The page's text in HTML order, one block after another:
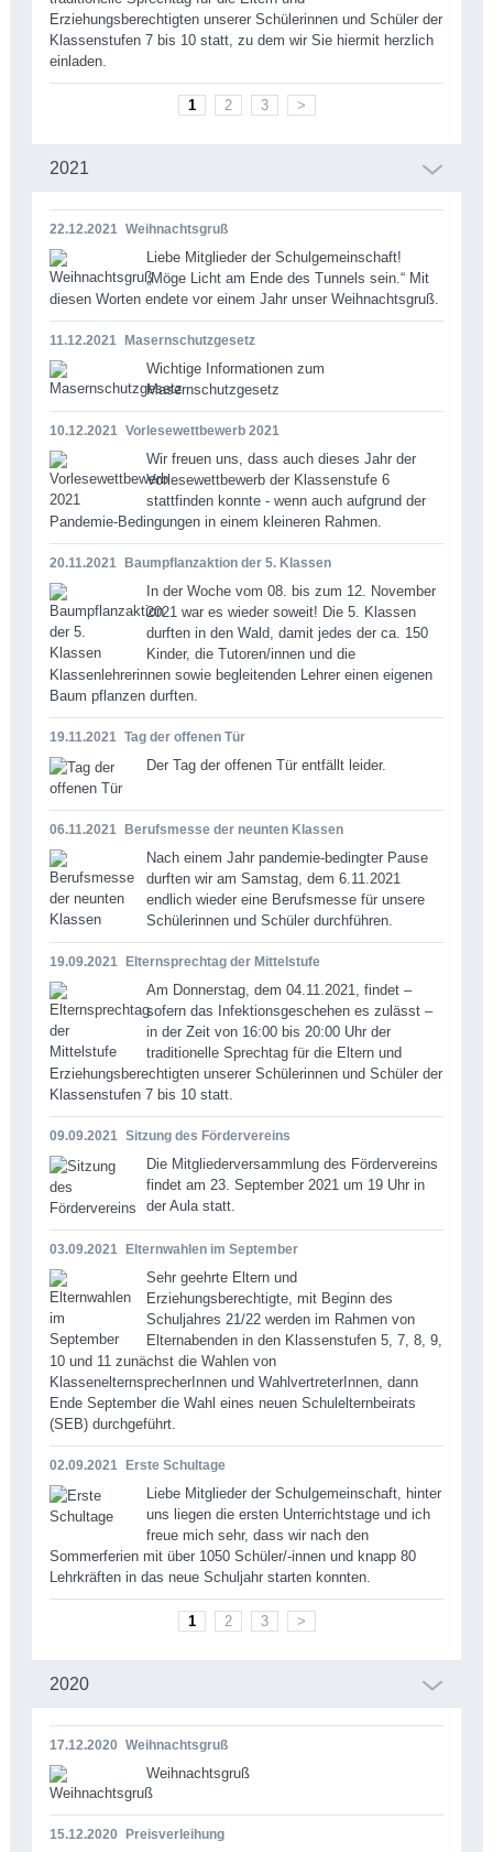
Erziehungsberechtigten unserer Schülerinnen und Schüler der
Klassenstufen 7 bis 10 statt, zu dem wir Sie hiermit herzlich
einladen.
1 2 3 >
2021
22.12.2021 Weihnachtsgruß
Liebe Mitglieder der Schulgemeinschaft!
„Möge Licht am Ende des Tunnels sein.“ Mit
diesen Worten endete vor einem Jahr unser Weihnachtsgruß.
11.12.2021 Masernschutzgesetz
Wichtige Informationen zum
Masernschutzgesetz
10.12.2021 Vorlesewettbewerb 2021
Wir freuen uns, dass auch dieses Jahr der
Vorlesewettbewerb der Klassenstufe 6
stattfinden konnte - wenn auch aufgrund der
Pandemie-Bedingungen in einem kleineren Rahmen.
20.11.2021 Baumpflanzaktion der 5. Klassen
In der Woche vom 08. bis zum 12. November
2021 war es wieder soweit! Die 5. Klassen
durften in den Wald, damit jedes der ca. 150
Kinder, die Tutoren/innen und die
Klassenlehrerinnen sowie begleitenden Lehrer einen eigenen
Baum pflanzen durften.
19.11.2021 Tag der offenen Tür
Der Tag der offenen Tür entfällt leider.
06.11.2021 Berufsmesse der neunten Klassen
Nach einem Jahr pandemie-bedingter Pause
durften wir am Samstag, dem 6.11.2021
endlich wieder eine Berufsmesse für unsere
Schülerinnen und Schüler durchführen.
19.09.2021 Elternsprechtag der Mittelstufe
Am Donnerstag, dem 04.11.2021, findet –
sofern das Infektionsgeschehen es zulässt –
in der Zeit von 16:00 bis 20:00 Uhr der
traditionelle Sprechtag für die Eltern und
Erziehungsberechtigten unserer Schülerinnen und Schüler der
Klassenstufen 7 bis 10 statt.
09.09.2021 Sitzung des Fördervereins
Die Mitgliederversammlung des Fördervereins
findet am 23. September 2021 um 19 Uhr in
der Aula statt.
03.09.2021 Elternwahlen im September
Sehr geehrte Eltern und
Erziehungsberechtigte, mit Beginn des
Schuljahres 21/22 werden im Rahmen von
Elternabenden in den Klassenstufen 5, 7, 8, 9,
10 und 11 zunächst die Wahlen von
KlassenelternsprecherInnen und WahlvertreterInnen, dann
Ende September die Wahl eines neuen Schulelternbeirats
(SEB) durchgeführt.
02.09.2021 Erste Schultage
Liebe Mitglieder der Schulgemeinschaft, hinter
uns liegen die ersten Unterrichtstage und ich
freue mich sehr, dass wir nach den
Sommerferien mit über 1050 Schüler/-innen und knapp 80
Lehrkräften in das neue Schuljahr starten konnten.
1 2 3 >
2020
17.12.2020 Weihnachtsgruß
Weihnachtsgruß
15.12.2020 Preisverleihung